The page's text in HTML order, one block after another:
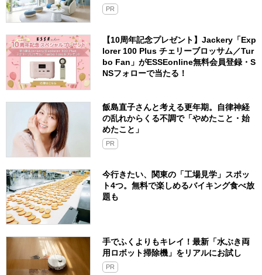
PR
【10周年記念プレゼント】Jackery「Exp
lorer 100 Plus チェリーブロッサム／Tur
bo Fan」がESSEonline無料会員登録・S
NSフォローで当たる！
飯島直子さんと考える更年期。自律神経
の乱れからくる不調で「やめたこと・始
めたこと」
PR
今行きたい、関東の「工場見学」スポッ
ト4つ。無料で楽しめるバイキング食べ放
題も
手でふくよりもキレイ！最新「水ぶき両
用ロボット掃除機」をリアルにお試し
PR